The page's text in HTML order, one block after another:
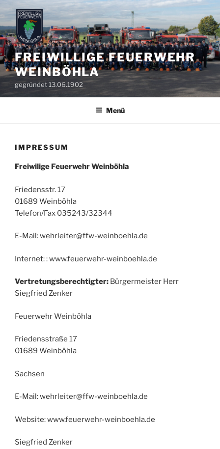
Inhalt
springen
FREIWILLIGE FEUERWEHR
WEINBÖHLA
gegründet 13.06.1902
Menü
IMPRESSUM
Freiwilige Feuerwehr Weinböhla
Friedensstr. 17
01689 Weinböhla
Telefon/Fax 035243/32344
E-Mail: wehrleiter@ffw-weinboehla.de
Internet: : www.feuerwehr-weinboehla.de
Vertretungsberechtigter: Bürgermeister Herr
Siegfried Zenker
Feuerwehr Weinböhla
Friedensstraße 17
01689 Weinböhla
Sachsen
E-Mail: wehrleiter@ffw-weinboehla.de
Website: www.feuerwehr-weinboehla.de
Siegfried Zenker